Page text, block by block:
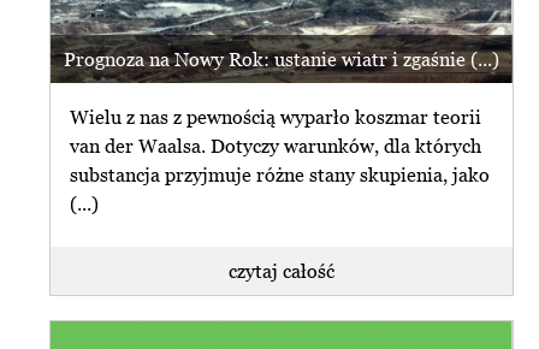
Prognoza na Nowy Rok: ustanie wiatr i zgaśnie (...)
Wielu z nas z pewnością wyparło koszmar teorii
van der Waalsa. Dotyczy warunków, dla których
substancja przyjmuje różne stany skupienia, jako
(...)
czytaj całość